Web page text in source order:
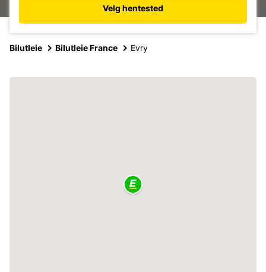
Velg hentested
Bilutleie Bilutleie France Evry